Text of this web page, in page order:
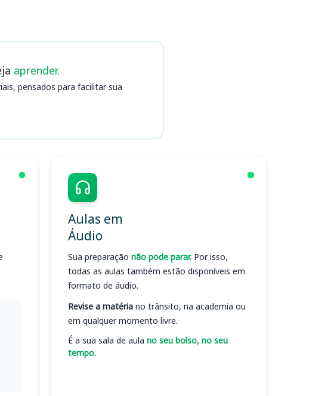
aprender.
pensados para facilitar sua
Aulas em
Áudio
Sua preparação não pode parar. Por isso,
todas as aulas também estão disponíveis em
formato de áudio.
Revise a matéria no trânsito, na academia ou
em qualquer momento livre.
É a sua sala de aula no seu bolso, no seu
tempo.